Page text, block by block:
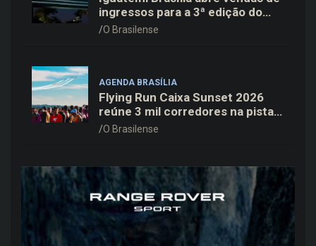
ingressos para a 3ª edição do
Cine Open Air
O Brasilense
AGENDA BRASÍLIA
Flying Run Caixa Sunset 2026
reúne 3 mil corredores na pista
do Aeroporto de Brasília neste
O Brasilense